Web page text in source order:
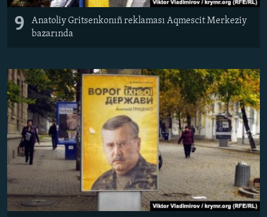
9
Anatoliy Gritsenkonıñ reklaması Aqmescit Merkeziy
bazarında